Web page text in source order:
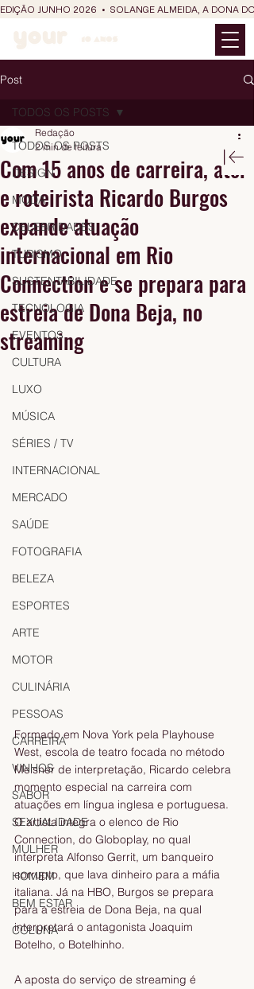
EDIÇÃO JUNHO 2026  •  SOLANGE ALMEIDA, A DONA
Post
TODOS OS POSTS
DESIGN
MODA
CELEBRIDADES
TURISMO
SUSTENTABILIDADE
TECNOLOGIA
EVENTOS
CULTURA
LUXO
MÚSICA
SÉRIES / TV
INTERNACIONAL
MERCADO
SAÚDE
FOTOGRAFIA
BELEZA
ESPORTES
ARTE
MOTOR
CULINÁRIA
PESSOAS
CARREIRA
VINHOS
SABOR
SEXUALIDADE
MULHER
HOMEM
BEM ESTAR
COLUNA
TODOS OS POSTS
Com 15 anos de carreira, ator
e roteirista Ricardo Burgos
expande atuação
internacional em Rio
Connection e se prepara para
estreia de Dona Beja, no
streaming
Redação
2 min de leitura
Formado em Nova York pela Playhouse
West, escola de teatro focada no método
Meisner de interpretação, Ricardo celebra
momento especial na carreira com
atuações em língua inglesa e portuguesa.
O artista integra o elenco de Rio
Connection, do Globoplay, no qual
interpreta Alfonso Gerrit, um banqueiro
corrupto, que lava dinheiro para a máfia
italiana. Já na HBO, Burgos se prepara
para a estreia de Dona Beja, na qual
interpretará o antagonista Joaquim
Botelho, o Botelhinho.
A aposta do serviço de streaming é